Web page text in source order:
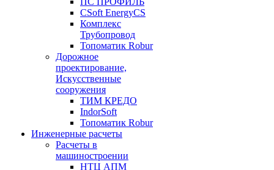
CSoft EnergyCS
Комплекс
Трубопровод
Топоматик Robur
Дорожное
проектирование,
Искусственные
сооружения
ТИМ КРЕДО
IndorSoft
Топоматик Robur
Инженерные расчеты
Расчеты в
машиностроении
НТЦ АПМ